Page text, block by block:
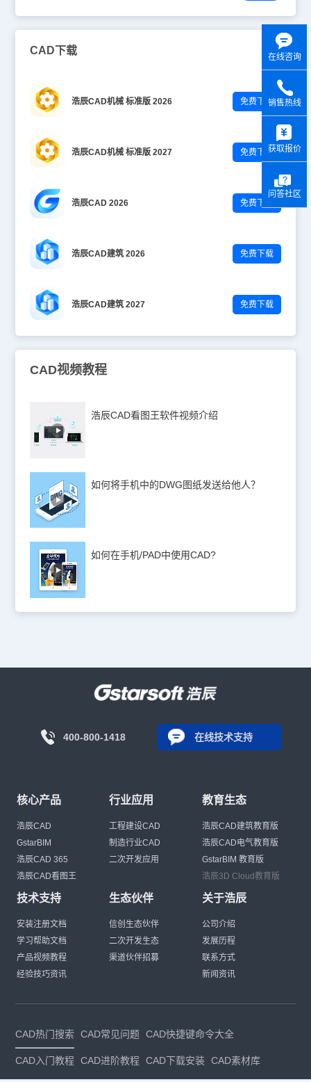
CAD下载
浩辰CAD机械 标准版 2026 免费下载
浩辰CAD机械 标准版 2027 免费下载
浩辰CAD 2026 免费下载
浩辰CAD建筑 2026 免费下载
浩辰CAD建筑 2027 免费下载
CAD视频教程
浩辰CAD看图王软件视频介绍
如何将手机中的DWG图纸发送给他人？
如何在手机/PAD中使用CAD?
400-800-1418 在线技术支持
核心产品
浩辰CAD
GstarBIM
浩辰CAD 365
浩辰CAD看图王
行业应用
工程建设CAD
制造行业CAD
二次开发应用
教育生态
浩辰CAD建筑教育版
浩辰CAD电气教育版
GstarBIM 教育版
浩辰3D Cloud教育版
技术支持
安装注册文档
学习帮助文档
产品视频教程
经验技巧资讯
生态伙伴
信创生态伙伴
二次开发生态
渠道伙伴招募
关于浩辰
公司介绍
发展历程
联系方式
新闻资讯
CAD热门搜索 CAD常见问题 CAD快捷键命令大全
CAD入门教程 CAD进阶教程 CAD下载安装 CAD素材库
在线咨询
销售热线
获取报价
问答社区